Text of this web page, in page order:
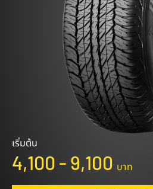
เริ่มต้น
4,100 - 9,100 บาท